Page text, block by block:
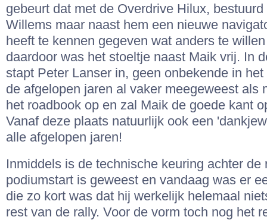
gebeurt dat met de Overdrive Hilux,
Willems maar naast hem een nieuwe
heeft te kennen gegeven wat anders te
daardoor was het stoeltje naast Maik vrij. In
stapt Peter Lanser in, geen onbekende in
de afgelopen jaren al vaker meegeweest als
het roadbook op en zal Maik de goede kant
Vanaf deze plaats natuurlijk ook een
alle afgelopen jaren!
Inmiddels is de technische keuring achter de
podiumstart is geweest en vandaag was er
die zo kort was dat hij werkelijk helemaal
rest van de rally. Voor de vorm toch nog het